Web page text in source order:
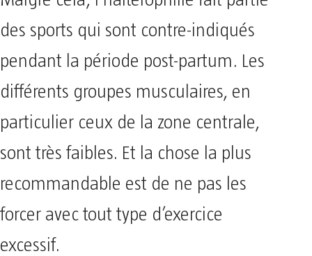
des sports qui sont contre-indiqués
pendant la période post-partum. Les
différents groupes musculaires, en
particulier ceux de la zone centrale,
sont très faibles. Et la chose la plus
recommandable est de ne pas les
forcer avec tout type d’exercice
excessif.